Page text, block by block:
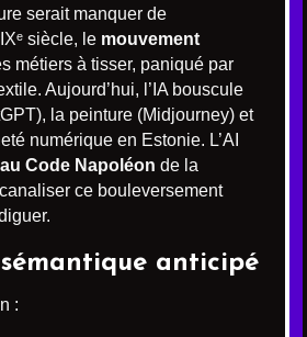
serait manquer de
siècle, le mouvement
métiers à tisser, paniqué par
Aujourd’hui, l’IA bouscule
la peinture (Midjourney) et
numérique en Estonie. L’AI
Code Napoléon de la
ce bouleversement
anticipé
: